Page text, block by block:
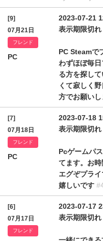
[9]
07月21日
フレンド
PC
2023-07-21
表示期限切れ
PC Steamで
わずほぼ毎
る方を探し
くて寂しく
方でお願いし
[7]
07月18日
フレンド
PC
2023-07-18
表示期限切れ
Pcゲームパ
てます。お時
エグぞプラ
嬉しいです
[6]
07月17日
フレンド
2023-07-17
表示期限切れ